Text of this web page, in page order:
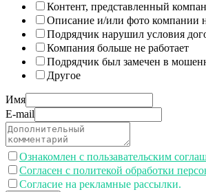
Контент, представленный
Описание и/или фото компании
Подрядчик нарушил условия
Компания больше не работает
Подрядчик был замечен в
Другое
Имя
E-mail
Ознакомлен с пользавательским
Согласен с политекой обработки
Согласие на рекламные рассылки.